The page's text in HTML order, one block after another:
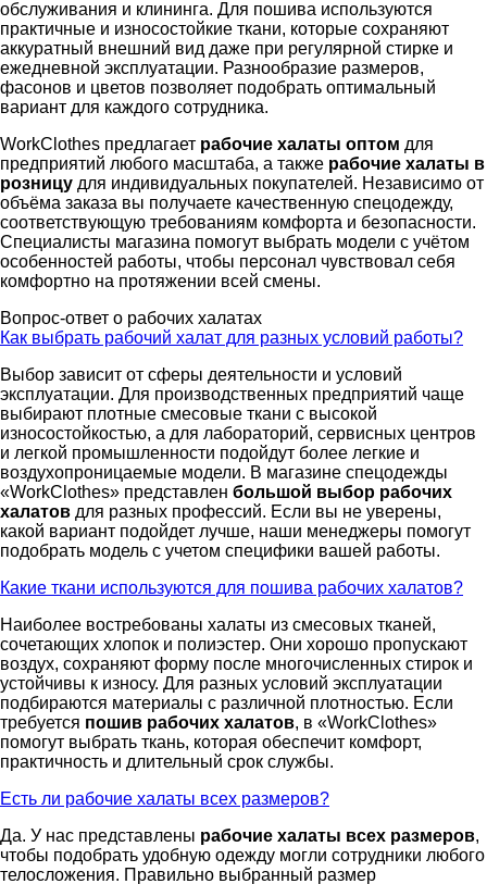
обслуживания и клининга. Для пошива используются
практичные и износостойкие ткани, которые сохраняют
аккуратный внешний вид даже при регулярной стирке и
ежедневной эксплуатации. Разнообразие размеров,
фасонов и цветов позволяет подобрать оптимальный
вариант для каждого сотрудника.
WorkClothes предлагает рабочие халаты оптом для
предприятий любого масштаба, а также рабочие халаты в
розницу для индивидуальных покупателей. Независимо от
объёма заказа вы получаете качественную спецодежду,
соответствующую требованиям комфорта и безопасности.
Специалисты магазина помогут выбрать модели с учётом
особенностей работы, чтобы персонал чувствовал себя
комфортно на протяжении всей смены.
Вопрос-ответ о рабочих халатах
Как выбрать рабочий халат для разных условий работы?
Выбор зависит от сферы деятельности и условий
эксплуатации. Для производственных предприятий чаще
выбирают плотные смесовые ткани с высокой
износостойкостью, а для лабораторий, сервисных центров
и легкой промышленности подойдут более легкие и
воздухопроницаемые модели. В магазине спецодежды
«WorkClothes» представлен большой выбор рабочих
халатов для разных профессий. Если вы не уверены,
какой вариант подойдет лучше, наши менеджеры помогут
подобрать модель с учетом специфики вашей работы.
Какие ткани используются для пошива рабочих халатов?
Наиболее востребованы халаты из смесовых тканей,
сочетающих хлопок и полиэстер. Они хорошо пропускают
воздух, сохраняют форму после многочисленных стирок и
устойчивы к износу. Для разных условий эксплуатации
подбираются материалы с различной плотностью. Если
требуется пошив рабочих халатов, в «WorkClothes»
помогут выбрать ткань, которая обеспечит комфорт,
практичность и длительный срок службы.
Есть ли рабочие халаты всех размеров?
Да. У нас представлены рабочие халаты всех размеров,
чтобы подобрать удобную одежду могли сотрудники любого
телосложения. Правильно выбранный размер